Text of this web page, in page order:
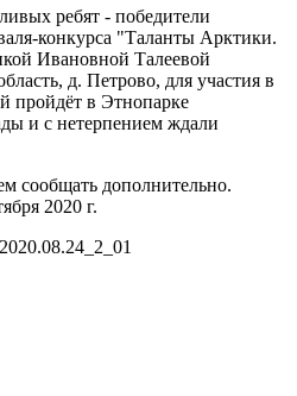
ребят - победители
конкурса "Таланты Арктики.
Ивановной Талеевой
д. Петрово, для участия в
пройдёт в Этнопарке
и с нетерпением ждали
сообщать дополнительно.
2020 г.